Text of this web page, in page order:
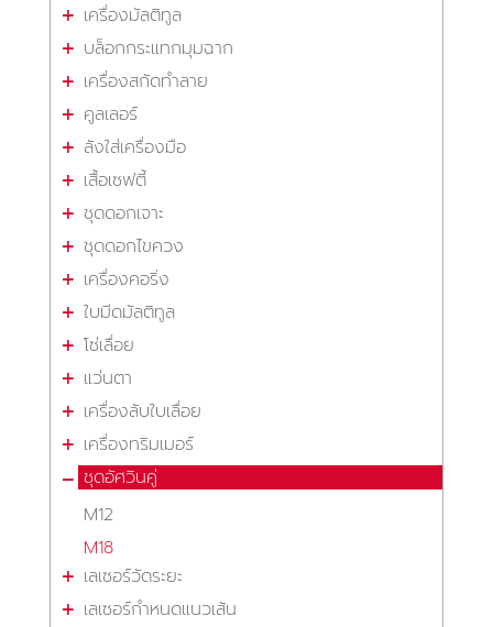
เครื่องมัลติทูล
บล็อกกระแทกมุมฉาก
เครื่องสกัดทำลาย
คูลเลอร์
ลังใส่เครื่องมือ
เสื้อเซฟตี้
ชุดดอกเจาะ
ชุดดอกไขควง
เครื่องคอริ่ง
ใบมีดมัลติทูล
โซ่เลื่อย
แว่นตา
เครื่องลับใบเลื่อย
เครื่องทริมเมอร์
ชุดอัศวินคู่
M12
M18
เลเซอร์วัดระยะ
เลเซอร์กำหนดแนวเส้น